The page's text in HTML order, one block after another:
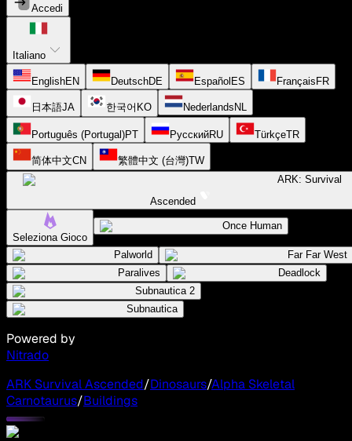
Accedi
Italiano
EnglishEN DeutschDE Español ES Français FR
日本語JA 한국어 KO Nederlands NL
Português (Portugal)PT РусскийRU TürkçeTR
简体中文CN 繁體中文 (台灣)TW
ARK: Survival
Ascended
Seleziona Gioco
Once Human
Palworld
Far Far West
Paralives
Deadlock
Subnautica 2
Subnautica
Powered by
Nitrado
ARK Survival Ascended/Dinosaurs/Alpha Skeletal
Carnotaurus/Buildings